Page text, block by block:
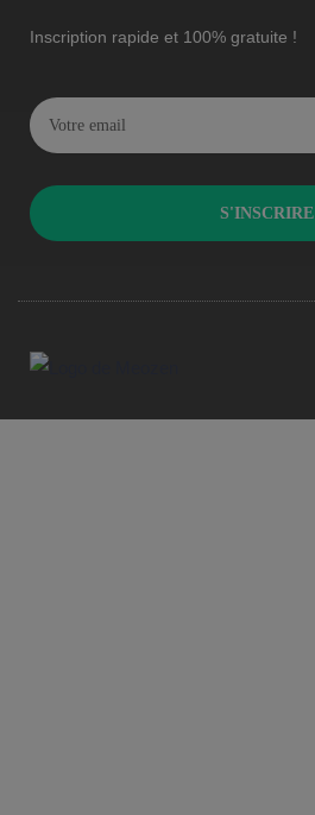
Inscription rapide et 100% gratuite !
S'INSCRIRE